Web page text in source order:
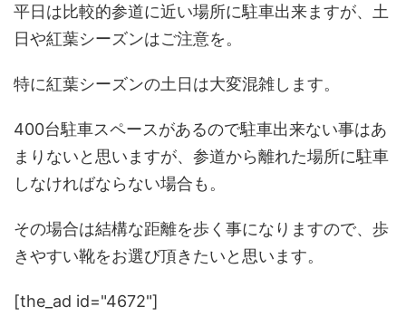
平日は比較的参道に近い場所に駐車出来ますが、土
日や紅葉シーズンはご注意を。
特に紅葉シーズンの土日は大変混雑します。
400台駐車スペースがあるので駐車出来ない事はあ
まりないと思いますが、参道から離れた場所に駐車
しなければならない場合も。
その場合は結構な距離を歩く事になりますので、歩
きやすい靴をお選び頂きたいと思います。
[the_ad id="4672"]